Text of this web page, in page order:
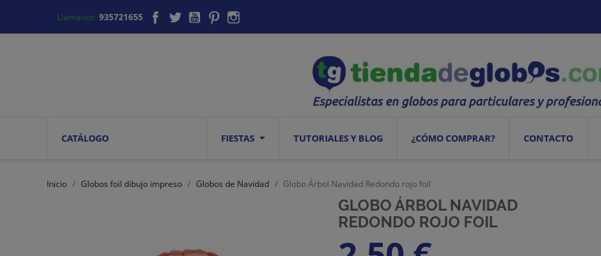
Llámanos:935721655 Facebook
TwitterYouTubePinterest
CATÁLOGO FIESTAS TUTORIALES Y BLOG ¿CÓMO COMPRAR? CONTACTO
Inicio Globos foil dibujo impreso Globos de Navidad Globo Árbol Navidad Redondo rojo foil
GLOBO ÁRBOL NAVIDAD
REDONDO ROJO FOIL